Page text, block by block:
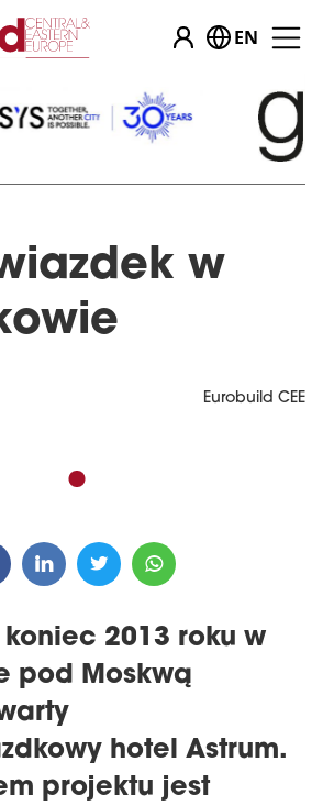
EN
w
Eurobuild CEE
koniec 2013 roku w
pod Moskwą
hotel Astrum.
projektu jest